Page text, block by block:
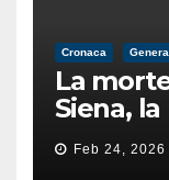
Cronaca
La
Siena,
di
male
Feb 24, 2026